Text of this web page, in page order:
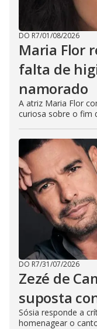
DO R7/01/08/2026
Maria Flor
falta de
namorado
A atriz Maria Flor
curiosa sobre o fim
DO R7/31/07/2026
Zezé de
suposta
Sósia responde a
homenagear o